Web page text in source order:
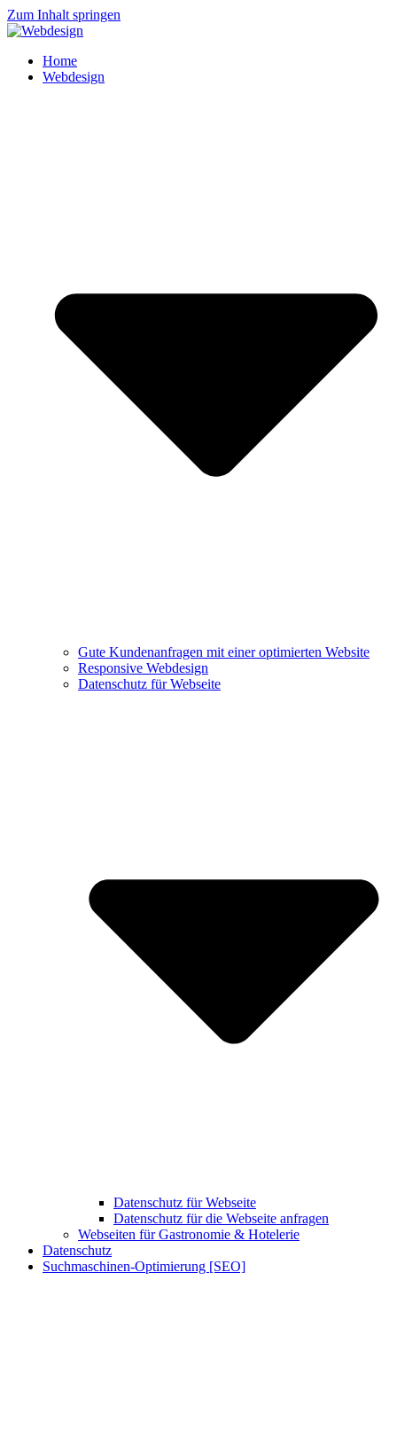
Zum Inhalt springen
Home
Webdesign
Gute Kundenanfragen mit einer optimierten Website
Responsive Webdesign
Datenschutz für Webseite
Datenschutz für Webseite
Datenschutz für die Webseite anfragen
Webseiten für Gastronomie & Hotelerie
Datenschutz
Suchmaschinen-Optimierung [SEO]